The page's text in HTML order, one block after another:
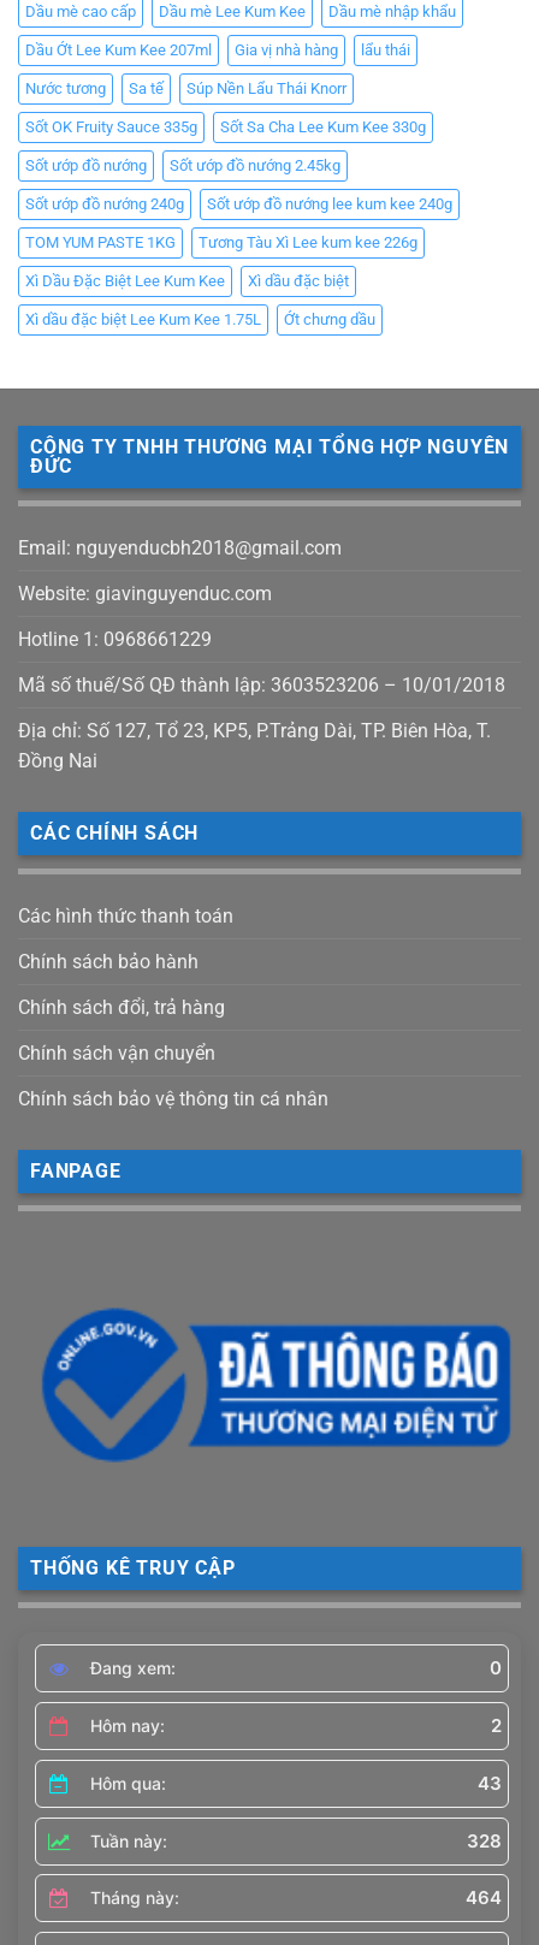
Dầu mè cao cấp Dầu mè Lee Kum Kee Dầu mè nhập khẩu
Dầu Ớt Lee Kum Kee 207ml Gia vị nhà hàng lẩu thái
Nước tương Sa tế Súp Nền Lẩu Thái Knorr
Sốt OK Fruity Sauce 335g Sốt Sa Cha Lee Kum Kee 330g
Sốt ướp đồ nướng Sốt ướp đồ nướng 2.45kg
Sốt ướp đồ nướng 240g Sốt ướp đồ nướng lee kum kee 240g
TOM YUM PASTE 1KG Tương Tàu Xì Lee kum kee 226g
Xì Dầu Đặc Biệt Lee Kum Kee Xì dầu đặc biệt
Xì dầu đặc biệt Lee Kum Kee 1.75L Ớt chưng dầu
CÔNG TY TNHH THƯƠNG MẠI TỔNG HỢP NGUYÊN
ĐỨC
Email: nguyenducbh2018@gmail.com
Website: giavinguyenduc.com
Hotline 1: 0968661229
Mã số thuế/Số QĐ thành lập: 3603523206 – 10/01/2018
Địa chỉ: Số 127, Tổ 23, KP5, P.Trảng Dài, TP. Biên Hòa, T.
Đồng Nai
CÁC CHÍNH SÁCH
Các hình thức thanh toán
Chính sách bảo hành
Chính sách đổi, trả hàng
Chính sách vận chuyển
Chính sách bảo vệ thông tin cá nhân
FANPAGE
THỐNG KÊ TRUY CẬP
Đang xem: 0
Hôm nay: 2
Hôm qua: 43
Tuần này: 328
Tháng này: 464